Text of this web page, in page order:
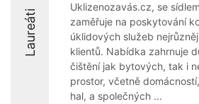
Laureáti
Uklizenozavás.cz, se
zaměřuje na poskytování
úklidových služeb
klientů. Nabídka zahrnuje
čištění jak bytových, tak i
prostor, včetně
hal, a společných ...